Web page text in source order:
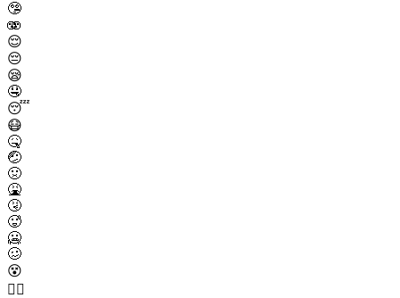
🤥
🫨
😌
😔
😪
🤤
😴
😷
🤒
🤕
🤢
🤮
🤧
🥵
🥶
🥴
😵
😵‍💫